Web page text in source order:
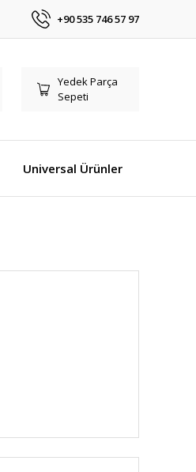
+90 535 746 57 97
Yedek Parça
Sepeti
Universal Ürünler